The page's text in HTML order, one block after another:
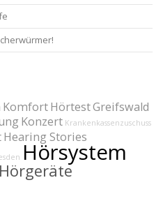
KomfortHörtestGreifswald
Konzert Krankenkassenzuschuss
Hearing Stories
Hörsystem